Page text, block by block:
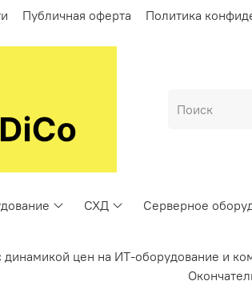
Публичная оферта Политика
СХД Серверное
динамикой цен на ИТ-оборудование и